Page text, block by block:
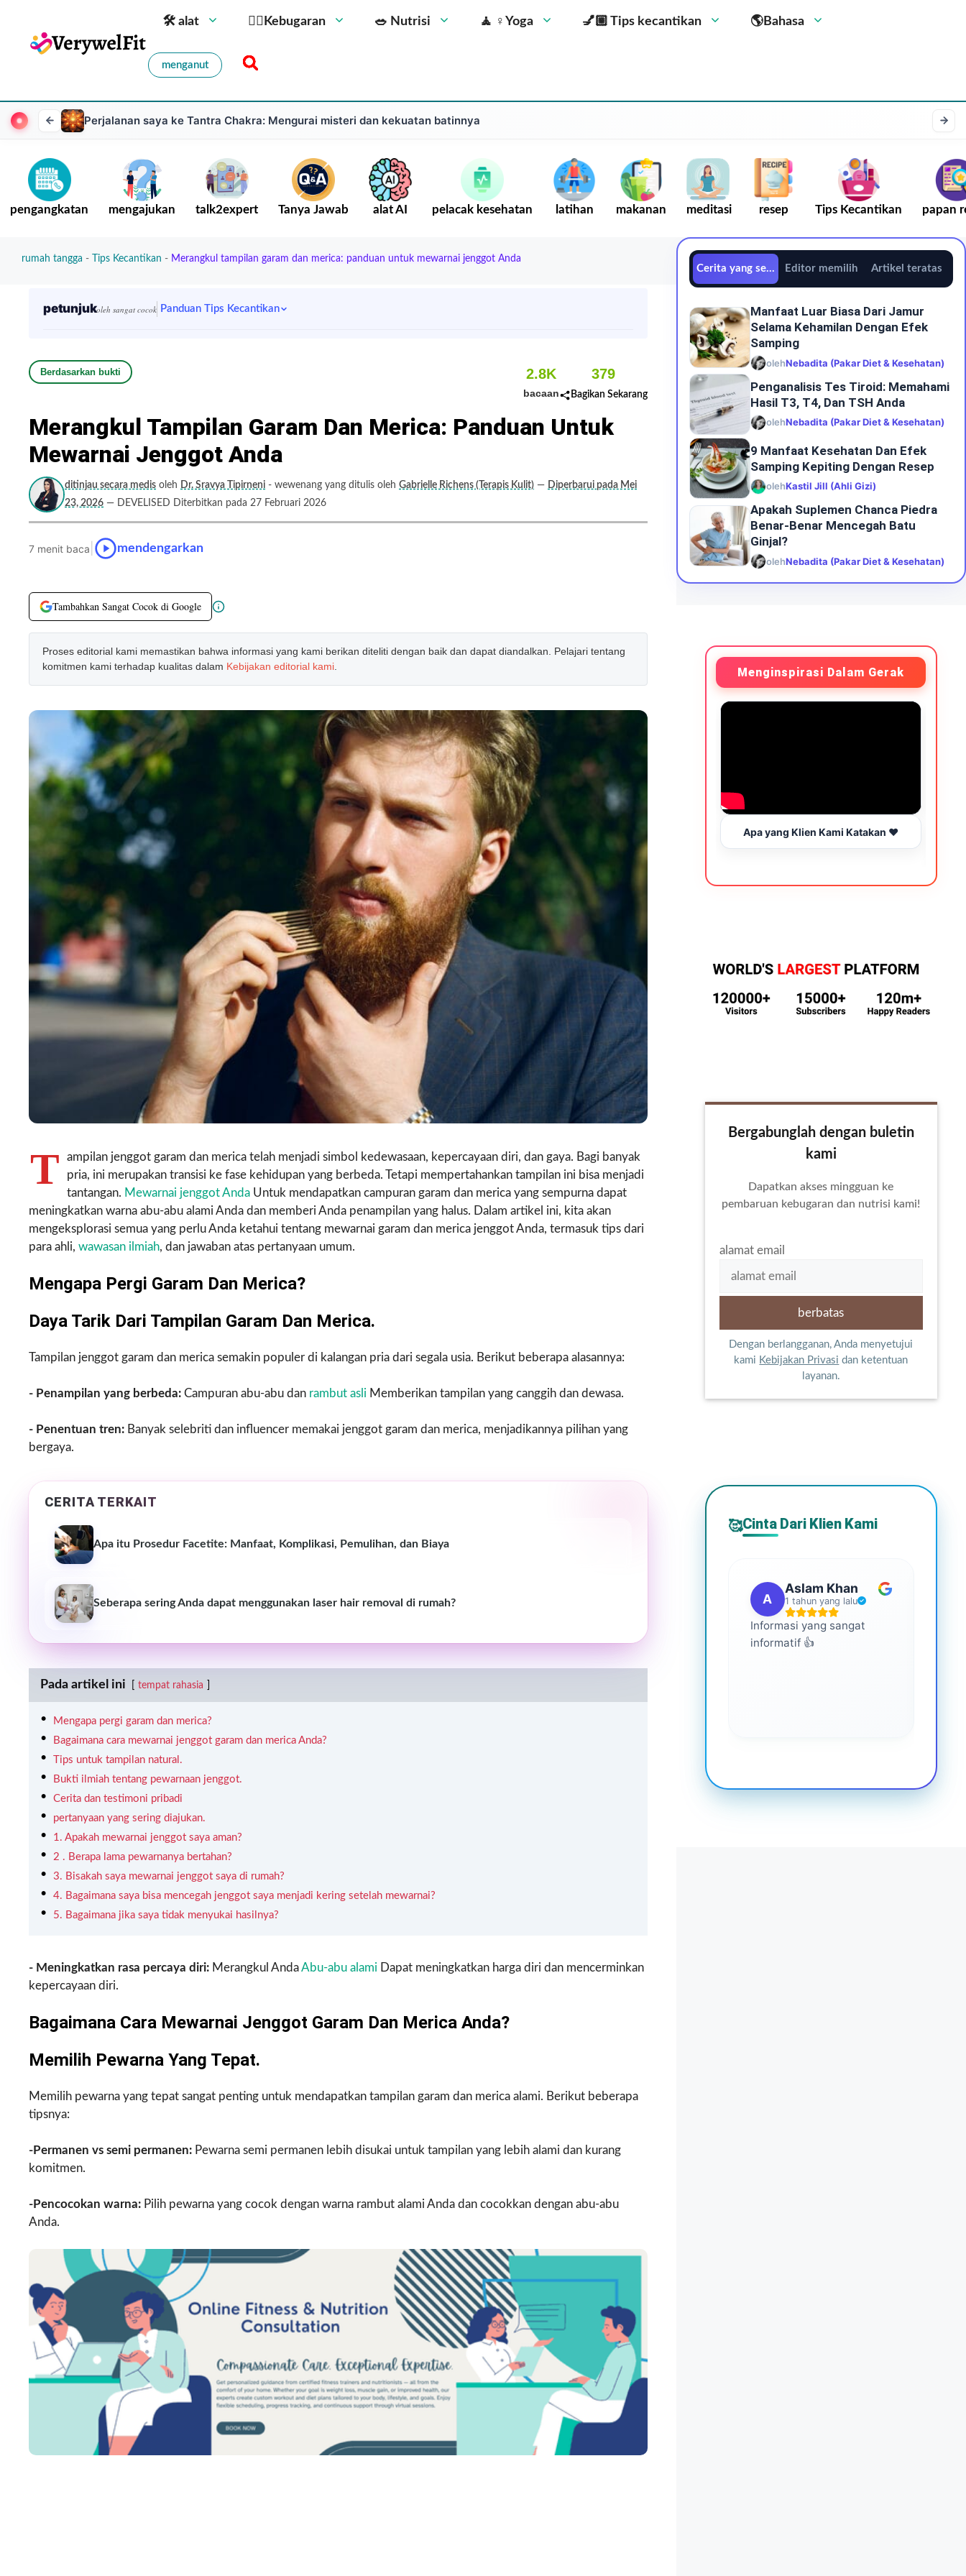
🛠 alat 🏋️‍♀️Kebugaran 🥗 Nutrisi 🧘 ‍♀️Yoga 💅🏼 Tips kecantikan 🌎Bahasa
menganut
Perjalanan saya ke Tantra Chakra: Mengurai misteri dan kekuatan batinnya
pengangkatan mengajukan talk2expert Tanya Jawab alat AI pelacak kesehatan latihan makanan meditasi resep Tips Kecantikan papan
rumah tangga - Tips Kecantikan - Merangkul tampilan garam dan merica: panduan untuk mewarnai jenggot Anda
petunjukoleh sangat cocok Panduan Tips Kecantikan
Berdasarkan bukti 2.8K
bacaan
379
Bagikan Sekarang
Merangkul Tampilan Garam Dan Merica: Panduan Untuk
Mewarnai Jenggot Anda
ditinjau secara medis oleh Dr. Sravya Tipirneni - wewenang yang ditulis oleh Gabrielle Richens (Terapis Kulit) — Diperbarui pada Mei
23, 2026 — DEVELISED Diterbitkan pada 27 Februari 2026
7 menit baca mendengarkan
Tambahkan Sangat Cocok di Google
Proses editorial kami memastikan bahwa informasi yang kami berikan diteliti dengan baik dan dapat diandalkan. Pelajari tentang
komitmen kami terhadap kualitas dalam Kebijakan editorial kami
T
ampilan jenggot garam dan merica telah menjadi simbol kedewasaan, kepercayaan diri, dan gaya. Bagi banyak
pria, ini merupakan transisi ke fase kehidupan yang berbeda. Tetapi mempertahankan tampilan ini bisa menjadi
tantangan. Mewarnai jenggot Anda Untuk mendapatkan campuran garam dan merica yang sempurna dapat
meningkatkan warna abu-abu alami Anda dan memberi Anda penampilan yang halus. Dalam artikel ini, kita akan
mengeksplorasi semua yang perlu Anda ketahui tentang mewarnai garam dan merica jenggot Anda, termasuk tips dari
para ahli, wawasan ilmiah, dan jawaban atas pertanyaan umum.
Mengapa Pergi Garam Dan Merica?
Daya Tarik Dari Tampilan Garam Dan Merica.
Tampilan jenggot garam dan merica semakin populer di kalangan pria dari segala usia. Berikut beberapa alasannya:
- Penampilan yang berbeda: Campuran abu-abu dan rambut asli Memberikan tampilan yang canggih dan dewasa.
- Penentuan tren: Banyak selebriti dan influencer memakai jenggot garam dan merica, menjadikannya pilihan yang
bergaya.
CERITA TERKAIT
Apa itu Prosedur Facetite: Manfaat, Komplikasi, Pemulihan, dan Biaya
Seberapa sering Anda dapat menggunakan laser hair removal di rumah?
Pada artikel ini tempat rahasia
Mengapa pergi garam dan merica?
Bagaimana cara mewarnai jenggot garam dan merica Anda?
Tips untuk tampilan natural.
Bukti ilmiah tentang pewarnaan jenggot.
Cerita dan testimoni pribadi
pertanyaan yang sering diajukan.
1. Apakah mewarnai jenggot saya aman?
2 . Berapa lama pewarnanya bertahan?
3. Bisakah saya mewarnai jenggot saya di rumah?
4. Bagaimana saya bisa mencegah jenggot saya menjadi kering setelah mewarnai?
5. Bagaimana jika saya tidak menyukai hasilnya?
- Meningkatkan rasa percaya diri: Merangkul AndaAbu-abu alami Dapat meningkatkan harga diri dan mencerminkan
kepercayaan diri.
Bagaimana Cara Mewarnai Jenggot Garam Dan Merica Anda?
Memilih Pewarna Yang Tepat.
Memilih pewarna yang tepat sangat penting untuk mendapatkan tampilan garam dan merica alami. Berikut beberapa
tipsnya:
-Permanen vs semi permanen: Pewarna semi permanen lebih disukai untuk tampilan yang lebih alami dan kurang
komitmen.
-Pencocokan warna: Pilih pewarna yang cocok dengan warna rambut alami Anda dan cocokkan dengan abu-abu
Anda.
Cerita yang sedang trenEditor memilih Artikel teratas
Manfaat Luar Biasa Dari Jamur
Selama Kehamilan Dengan Efek
Samping
olehNebadita (Pakar Diet & Kesehatan)
Penganalisis Tes Tiroid: Memahami
Hasil T3, T4, Dan TSH Anda
olehNebadita (Pakar Diet & Kesehatan)
9 Manfaat Kesehatan Dan Efek
Samping Kepiting Dengan Resep
olehKastil Jill (Ahli Gizi)
Apakah Suplemen Chanca Piedra
Benar-Benar Mencegah Batu
Ginjal?
olehNebadita (Pakar Diet & Kesehatan)
Menginspirasi Dalam Gerak
Apa yang Klien Kami Katakan ❤️
Bergabunglah dengan buletin
kami
Dapatkan akses mingguan ke
pembaruan kebugaran dan nutrisi kami!
alamat email
Dengan berlangganan, Anda menyetujui
kami Kebijakan Privasi dan ketentuan
layanan.
🥰Cinta Dari Klien Kami
A
Aslam Khan
1 tahun yang lalu
Informasi yang sangat
informatif 👍